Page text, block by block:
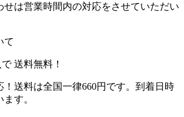
は営業時間内の対応をさせていただい
で 送料無料！
！送料は全国一律660円です。到着日時
す。